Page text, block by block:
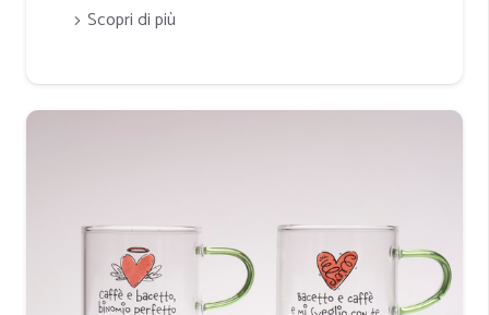
Scopri di più